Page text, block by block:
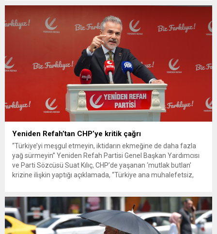
Yeniden Refah’tan CHP’ye kritik çağrı
“Türkiye’yi meşgul etmeyin, iktidarın ekmeğine de daha fazla
yağ sürmeyin” Yeniden Refah Partisi Genel Başkan Yardımcısı
ve Parti Sözcüsü Suat Kılıç, CHP’de yaşanan ‘mutlak butlan’
krizine ilişkin yaptığı açıklamada, “Türkiye ana muhalefetsiz,
olun. Türkiye’yi...